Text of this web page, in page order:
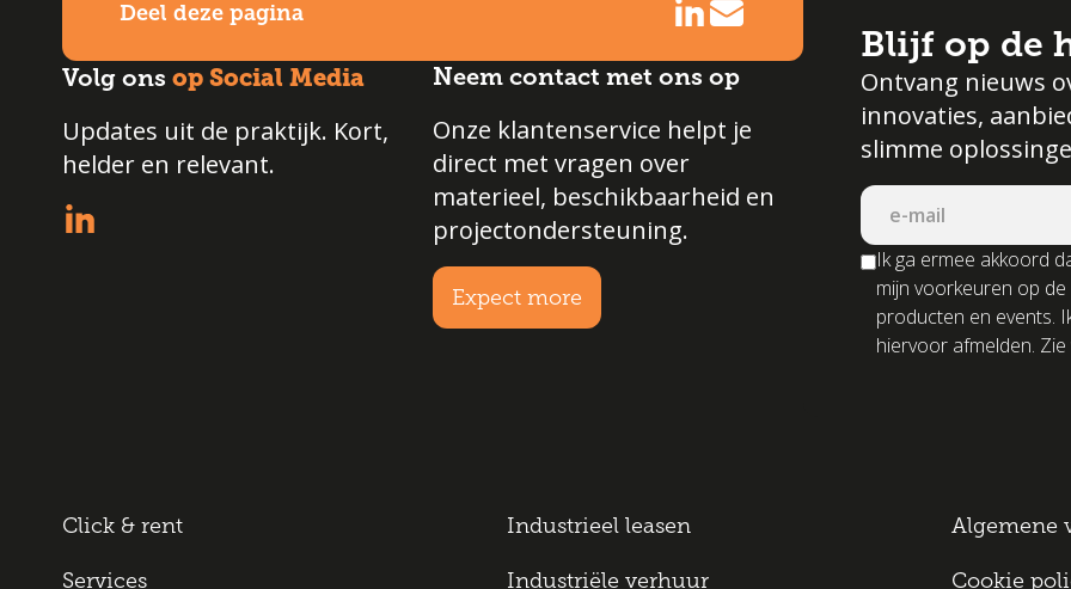
Deel deze pagina
Volg ons op Social Media
Updates uit de praktijk. Kort,
helder en relevant.
Neem contact met ons op
Onze klantenservice helpt je
direct met vragen over
materieel, beschikbaarheid en
projectondersteuning.
Expect more
Blijf op de
Ontvang nieuws
innovaties,
slimme
Ik ga ermee akkoord
mijn voorkeuren op
producten en events.
hiervoor afmelden.
Click & rent
Services
Industrieel leasen
Industriële verhuur
Algemene
Cookie